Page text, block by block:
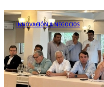
INNOVACIÓN & NEGOCIOS